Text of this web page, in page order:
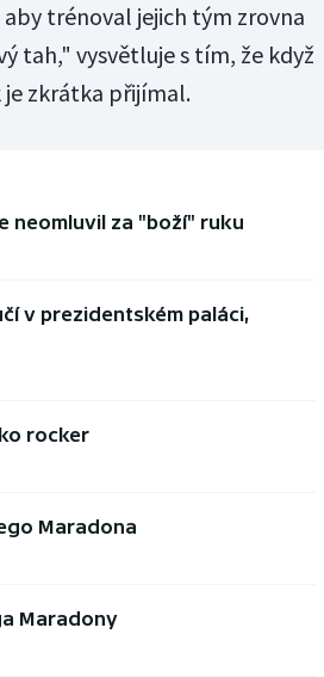
trénoval jejich tým zrovna
tah," vysvětluje s tím, že když
zkrátka přijímal.
neomluvil za "boží" ruku
v prezidentském paláci,
rocker
Maradona
Maradony